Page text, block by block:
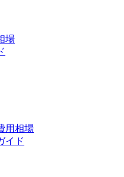
場
用相場
イド